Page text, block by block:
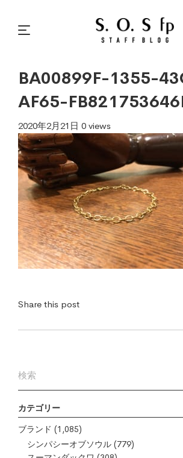
カテゴリー
ブランド (1,085)
シンパシーオブソウル (779)
BA00899F-1355-
AF65-
2020年2月21日 0 views
Share this post